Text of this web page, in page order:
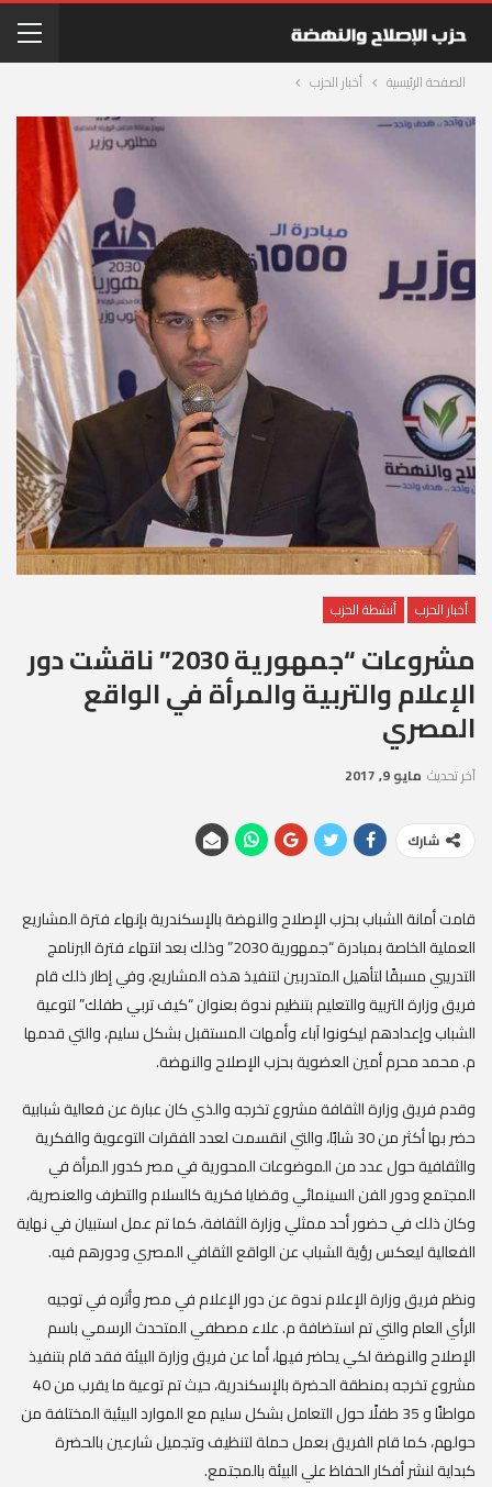
الصفحة الرئيسية أخبار الحزب
أخبار الحزب أنشطة الحزب
مشروعات “جمهورية 2030” ناقشت دور
الإعلام والتربية والمرأة في الواقع
المصري
آخر تحديث مايو 9, 2017
شارك
قامت أمانة الشباب بحزب الإصلاح والنهضة بالإسكندرية بإنهاء فترة المشاريع
العملية الخاصة بمبادرة “جمهورية 2030” وذلك بعد انتهاء فترة البرنامج
التدريبي مسبقًا لتأهيل المتدربين لتنفيذ هذه المشاريع، وفي إطار ذلك قام
فريق وزارة التربية والتعليم بتنظيم ندوة بعنوان “كيف تربي طفلك” لتوعية
الشباب وإعدادهم ليكونوا آباء وأمهات المستقبل بشكل سليم، والتي قدمها
م. محمد محرم أمين العضوية بحزب الإصلاح والنهضة.
وقدم فريق وزارة الثقافة مشروع تخرجه والذي كان عبارة عن فعالية شبابية
حضر بها أكثر من 30 شابًا، والتي انقسمت لعدد الفقرات التوعوية والفكرية
والثقافية حول عدد من الموضوعات المحورية في مصر كدور المرأة في
المجتمع ودور الفن السينمائي وقضايا فكرية كالسلام والتطرف والعنصرية،
وكان ذلك في حضور أحد ممثلي وزارة الثقافة، كما تم عمل استبيان في نهاية
الفعالية ليعكس رؤية الشباب عن الواقع الثقافي المصري ودورهم فيه.
ونظم فريق وزارة الإعلام ندوة عن دور الإعلام في مصر وأثره في توجيه
الرأي العام والتي تم استضافة م. علاء مصطفي المتحدث الرسمي باسم
الإصلاح والنهضة لكي يحاضر فيها، أما عن فريق وزارة البيئة فقد قام بتنفيذ
مشروع تخرجه بمنطقة الحضرة بالإسكندرية، حيث تم توعية ما يقرب من 40
مواطنًا و 35 طفلًا حول التعامل بشكل سليم مع الموارد البيئية المختلفة من
حولهم، كما قام الفريق بعمل حملة لتنظيف وتجميل شارعين بالحضرة
كبداية لنشر أفكار الحفاظ علي البيئة بالمجتمع.